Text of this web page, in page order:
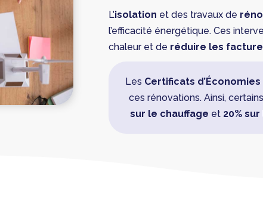
L’isolation et des travaux de
l’efficacité énergétique. Ces
chaleur et de réduire les
Les Certificats d’Économies
ces rénovations. Ainsi,
sur le chauffage et 20%